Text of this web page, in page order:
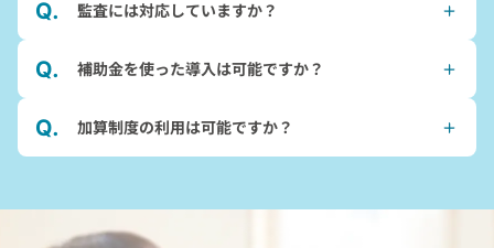
監査には対応していますか？
補助金を使った導入は可能ですか？
加算制度の利用は可能ですか？